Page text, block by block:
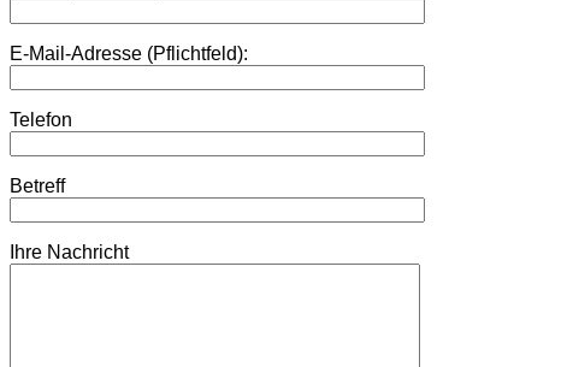
E-Mail-Adresse (Pflichtfeld):
Telefon
Betreff
Ihre Nachricht